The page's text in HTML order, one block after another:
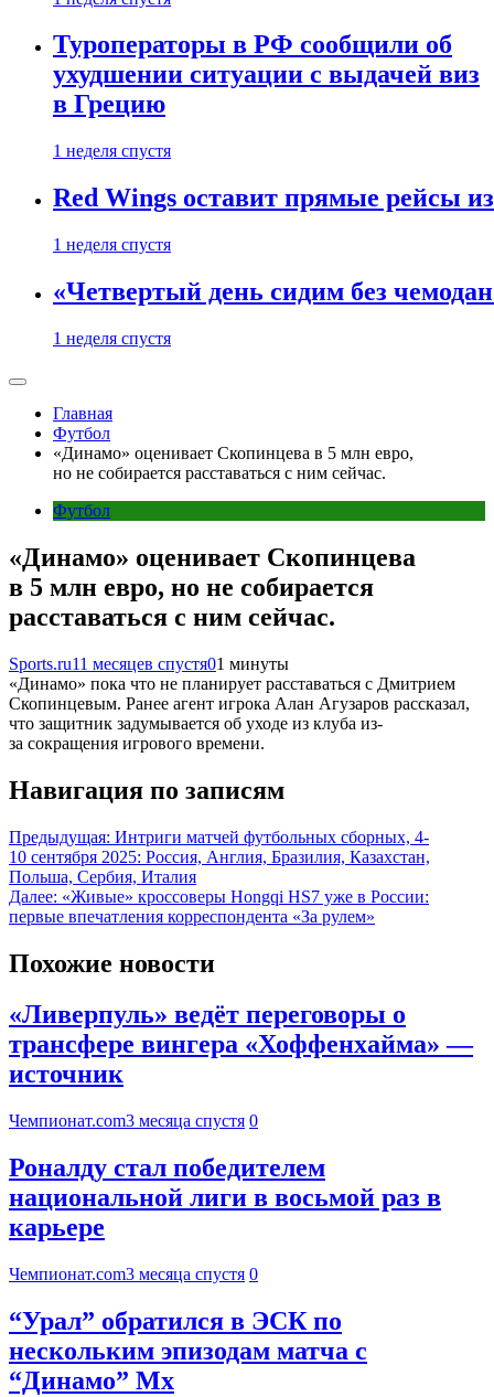
Туроператоры в РФ сообщили об
ухудшении ситуации с выдачей виз
в Грецию
1 неделя спустя
Red Wings оставит прямые рейсы
1 неделя спустя
«Четвертый день сидим без
1 неделя спустя
Главная
Футбол
«Динамо» оценивает Скопинцева в 5 млн евро,
но не собирается расставаться с ним сейчас.
Футбол
«Динамо» оценивает Скопинцева
в 5 млн евро, но не собирается
расставаться с ним сейчас.
Sports.ru11 месяцев спустя01 минуты
«Динамо» пока что не планирует расставаться с Дмитрием
Скопинцевым. Ранее агент игрока Алан Агузаров рассказал,
что защитник задумывается об уходе из клуба из-
за сокращения игрового времени.
Навигация по записям
Предыдущая: Интриги матчей футбольных сборных, 4-
10 сентября 2025: Россия, Англия, Бразилия, Казахстан,
Польша, Сербия, Италия
Далее: «Живые» кроссоверы Hongqi HS7 уже в России:
первые впечатления корреспондента «За рулем»
Похожие новости
«Ливерпуль» ведёт переговоры о
трансфере вингера «Хоффенхайма» —
источник
Чемпионат.com3 месяца спустя 0
Роналду стал победителем
национальной лиги в восьмой раз в
карьере
Чемпионат.com3 месяца спустя 0
“Урал” обратился в ЭСК по
нескольким эпизодам матча с
“Динамо” Мх